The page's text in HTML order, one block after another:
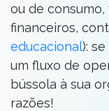
ou de
financeiros,
educacional):
um fluxo de
bússola à sua
razões!